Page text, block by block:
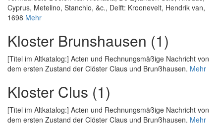
Cyprus, Metelino, Stanchio, &c., Delft: Kroonevelt, Hendrik van,
1698 Mehr
Kloster Brunshausen (1)
[Titel im Altkatalog:] Acten und Rechnungsmäßige Nachricht von
dem ersten Zustand der Clöster Claus und Brunßhausen. Mehr
Kloster Clus (1)
[Titel im Altkatalog:] Acten und Rechnungsmäßige Nachricht von
dem ersten Zustand der Clöster Claus und Brunßhausen. Mehr